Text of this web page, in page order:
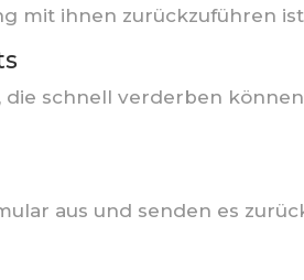
mit ihnen zurückzuführen
schnell verderben
aus und senden es